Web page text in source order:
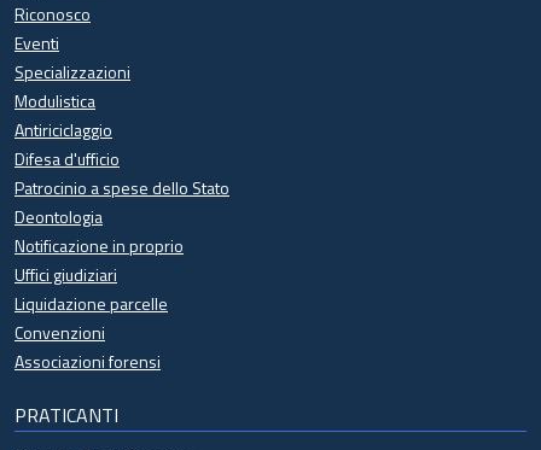
Riconosco
Eventi
Specializzazioni
Modulistica
Antiriciclaggio
Difesa d'ufficio
Patrocinio a spese dello Stato
Deontologia
Notificazione in proprio
Uffici giudiziari
Liquidazione parcelle
Convenzioni
Associazioni forensi
PRATICANTI